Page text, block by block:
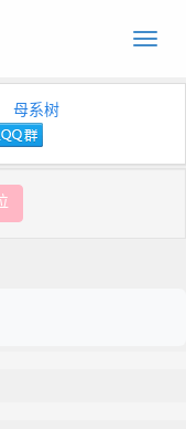
Toggle
母系树